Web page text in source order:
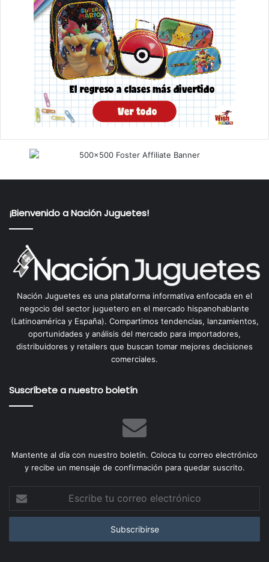
¡Bienvenido a Nación Juguetes!
Nación Juguetes es una plataforma informativa enfocada en el
negocio del sector juguetero en el mercado hispanohablante
(Latinoamérica y España). Compartimos tendencias, lanzamientos,
oportunidades y análisis del mercado para importadores,
distribuidores y retailers que buscan tomar mejores decisiones
comerciales.
Suscríbete a nuestro boletín
Mantente al día con nuestro boletín. Coloca tu correo electrónico
y recibe un mensaje de confirmación para quedar suscrito.
Escribe
tu
correo